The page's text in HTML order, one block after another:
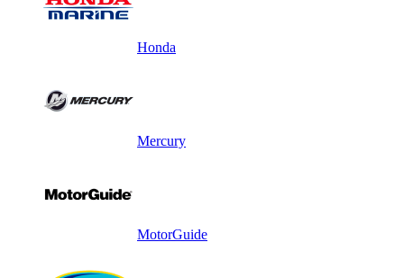
Honda
Mercury
MotorGuide